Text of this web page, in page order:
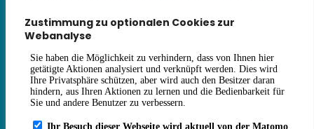
Zustimmung zu optionalen Cookies zur
Webanalyse
Weiterführende Links
Impressum
Datenschutz
Erklärung zur Barrierefreiheit
Haus- und Benutzungsordnung